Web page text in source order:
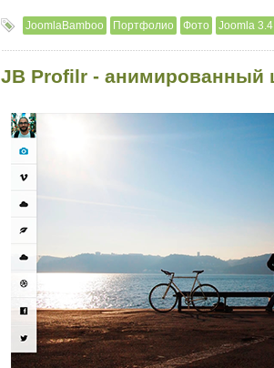
JoomlaBamboo Портфолио Фото Joomla 3.4
JB Profilr - анимированный